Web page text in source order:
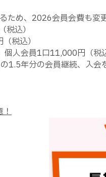
ため、2026会員会費も変更
込）
税込）
人会員1口11,000円（税
年分の会員継続、入会
！